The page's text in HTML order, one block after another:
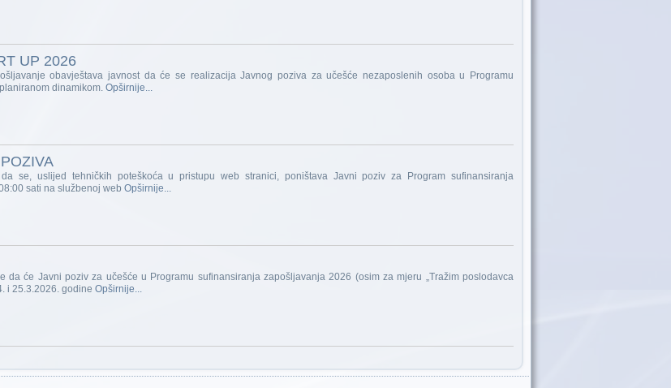
UP 2026
obavještava javnost da će se realizacija Javnog poziva za učešće nezaposlenih osoba u Programu
dinamikom. Opširnije...
se, uslijed tehničkih poteškoća u pristupu web stranici, poništava Javni poziv za Program sufinansiranja
sati na službenoj web Opširnije...
da će Javni poziv za učešće u Programu sufinansiranja zapošljavanja 2026 (osim za mjeru „Tražim poslodavca
i 25.3.2026. godine Opširnije...